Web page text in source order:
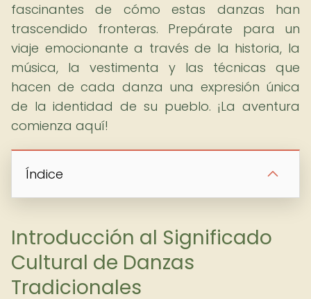
fascinantes de cómo estas danzas han
trascendido fronteras. Prepárate para un
viaje emocionante a través de la historia, la
música, la vestimenta y las técnicas que
hacen de cada danza una expresión única
de la identidad de su pueblo. ¡La aventura
comienza aquí!
Índice
Introducción al Significado
Cultural de Danzas
Tradicionales